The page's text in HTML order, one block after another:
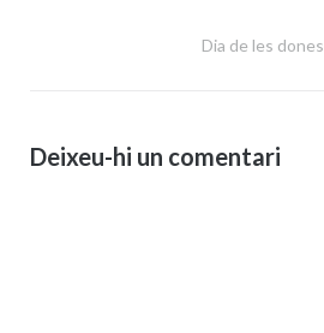
Dia de les dones
Deixeu-hi un comentari